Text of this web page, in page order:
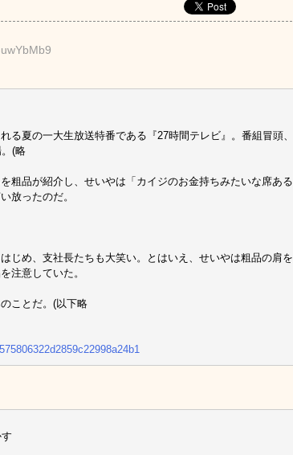
る夏の一大生放送特番である『27時間テレビ』。番組冒頭、
(略
粗品が紹介し、せいやは「カイジのお金持ちみたいな席ある
放ったのだ。
じめ、支社長たちも大笑い。とはいえ、せいやは粗品の肩を
注意していた。
ことだ。(以下略